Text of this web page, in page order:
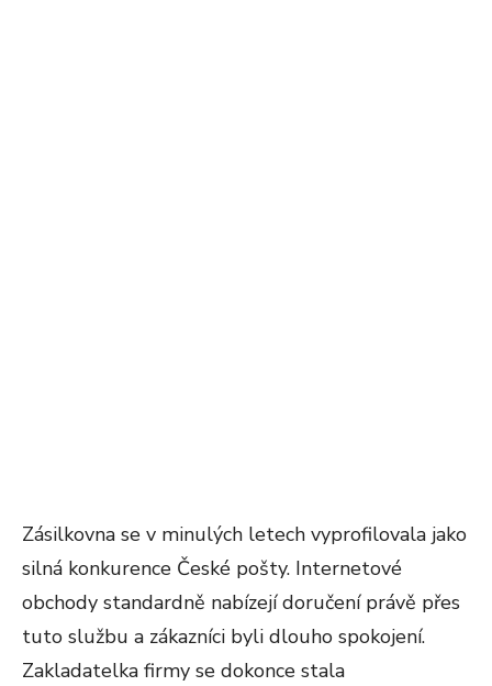
Zásilkovna se v minulých letech vyprofilovala jako
silná konkurence České pošty. Internetové
obchody standardně nabízejí doručení právě přes
tuto službu a zákazníci byli dlouho spokojení.
Zakladatelka firmy se dokonce stala